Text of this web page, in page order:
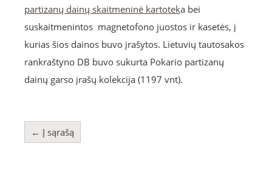
partizanų dainų skaitmeninė kartoteka bei
suskaitmenintos magnetofono juostos ir kasetės, į
kurias šios dainos buvo įrašytos. Lietuvių tautosakos
rankraštyno DB buvo sukurta Pokario partizanų
dainų garso įrašų kolekcija (1197 vnt).
← Į sąrašą